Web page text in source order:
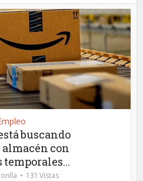
buscando
almacén con
temporales...
131 Vistas